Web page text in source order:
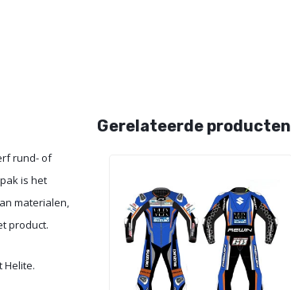
rund- of
is het
materialen,
product.
Helite.
Gerelateerde producten